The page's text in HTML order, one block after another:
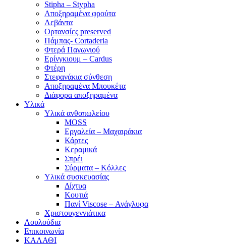
Stipha – Stypha
Αποξηραμένα φρούτα
Λεβάντα
Ορτανσίες preserved
Πάμπας- Cortaderia
Φτερά Παγωνιού
Ερίνγκιουμ – Cardus
Φτέρη
Στεφανάκια σύνθεση
Αποξηραμένα Μπουκέτα
Διάφορα αποξηραμένα
Υλικά
Υλικά ανθοπωλείου
MOSS
Εργαλεία – Μαχαιράκια
Κάρτες
Κεραμικά
Σπρέι
Σύρματα – Κόλλες
Υλικά συσκευασίας
Δίχτυα
Κουτιά
Πανί Viscose – Ανάγλυφα
Χριστουγεννιάτικα
Λουλούδια
Επικοινωνία
ΚΑΛΑΘΙ